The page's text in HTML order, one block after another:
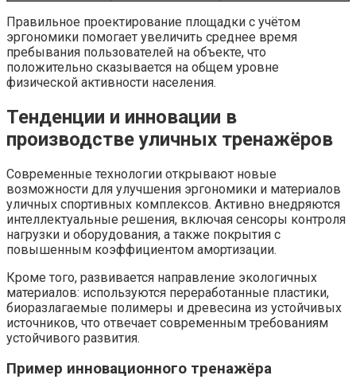
Правильное проектирование площадки с учётом
эргономики помогает увеличить среднее время
пребывания пользователей на объекте, что
положительно сказывается на общем уровне
физической активности населения.
Тенденции и инновации в
производстве уличных тренажёров
Современные технологии открывают новые
возможности для улучшения эргономики и материалов
уличных спортивных комплексов. Активно внедряются
интеллектуальные решения, включая сенсоры контроля
нагрузки и оборудования, а также покрытия с
повышенным коэффициентом амортизации.
Кроме того, развивается направление экологичных
материалов: используются переработанные пластики,
биоразлагаемые полимеры и древесина из устойчивых
источников, что отвечает современным требованиям
устойчивого развития.
Пример инновационного тренажёра